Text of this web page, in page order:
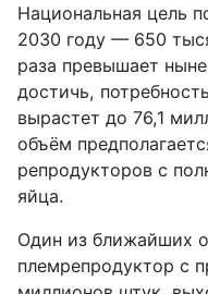
Национальная цель
2030 году — 650
раза превышает
достичь,
вырастет до 76,1
объём
репродукторов с
яйца.
Один из ближайших
племрепродуктор с